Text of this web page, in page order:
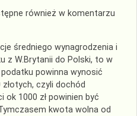
również w komentarzu
średniego wynagrodzenia i
z W.Brytanii do Polski, to w
powinna wynosić
czyli dochód
1000 zł powinien być
kwota wolna od